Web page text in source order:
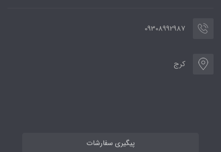
09308992987
کرج
پیگیری سفارشات